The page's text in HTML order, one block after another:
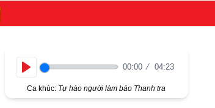
00:00 04:23
Ca khúc: Tự hào người làm báo Thanh tra